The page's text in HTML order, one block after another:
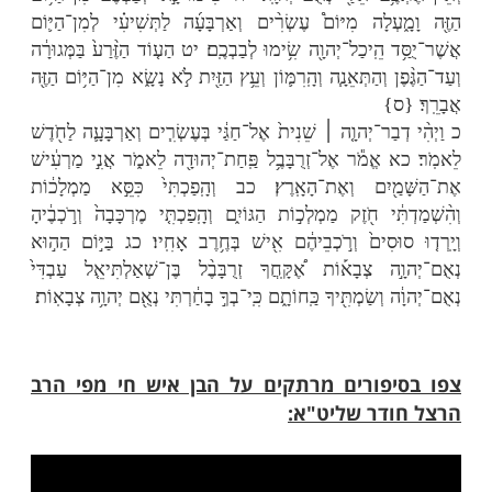
בִּכְנַ֣ף בִּגְד֗וֹ וְנָגַ֣ע בִּ֠כְנָפוֹ אֶל־הַלֶּ֨חֶם וְאֶל־הַנָּזִ֜יד
וְאֶל־שֶׁ֛מֶן וְאֶל־כָּל־מַֽאֲכָ֖ל הֲיִקְדָּ֑שׁ וַיַּֽעֲנ֧וּ הַכֹּֽהֲנִ֛ים
יג וַיֹּ֣אמֶר חַגַּ֔י אִם־יִגַּ֧ע טְמֵא־נֶ֛פֶשׁ בְּכָל־אֵ֖לֶּה
הַכֹּֽהֲנִ֛ים וַיֹּֽאמְר֖וּ יִטְמָֽא׃ יד וַיַּ֨עַן חַגַּ֜י וַיֹּ֗אמֶר כֵּ֣ן
וְכֵן־הַגּ֨וֹי הַזֶּ֤ה לְפָנַי֙ נְאֻם־יְהוָ֔ה וְכֵ֖ן כָּל־מַֽעֲשֵׂ֣ה
יַקְרִ֛יבוּ שָׁ֖ם טָמֵ֥א הֽוּא׃ טו וְעַתָּה֙ שִֽׂימוּ־נָ֣א
הַזֶּ֖ה וָמָ֑עְלָה מִטֶּ֧רֶם שֽׂוּם־אֶ֛בֶן אֶל־אֶ֖בֶן
טז מִֽהְיוֹתָ֥ם בָּא֙ אֶל־עֲרֵמַ֣ת עֶשְׂרִ֔ים וְהָֽיְתָ֖ה
לַחְשֹׂף֙ חֲמִשִּׁ֣ים פּוּרָ֔ה וְהָֽיְתָ֖ה עֶשְׂרִֽים׃ יז
מִיּוֹם֩ עֶשְׂרִ֨ים וְאַרְבָּעָ֜ה לַתְּשִׁיעִ֗י לְמִן־הַיּ֛וֹם
שִׂ֥ימוּ לְבַבְכֶֽם׃ יט הַע֤וֹד הַזֶּ֨רַע֙ בַּמְּגוּרָ֔ה